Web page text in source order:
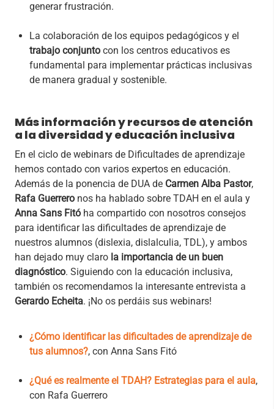
generar frustración.
La colaboración de los equipos pedagógicos y el
trabajo conjunto con los centros educativos es
fundamental para implementar prácticas inclusivas
de manera gradual y sostenible.
Más información y recursos de atención
a la diversidad y educación inclusiva
En el ciclo de webinars de Dificultades de aprendizaje
hemos contado con varios expertos en educación.
Además de la ponencia de DUA de Carmen Alba Pastor,
Rafa Guerrero nos ha hablado sobre TDAH en el aula y
Anna Sans Fitó ha compartido con nosotros consejos
para identificar las dificultades de aprendizaje de
nuestros alumnos (dislexia, dislalculia, TDL), y ambos
han dejado muy claro la importancia de un buen
diagnóstico. Siguiendo con la educación inclusiva,
también os recomendamos la interesante entrevista a
Gerardo Echeita. ¡No os perdáis sus webinars!
¿Cómo identificar las dificultades de aprendizaje de
tus alumnos?, con Anna Sans Fitó
¿Qué es realmente el TDAH? Estrategias para el aula,
con Rafa Guerrero